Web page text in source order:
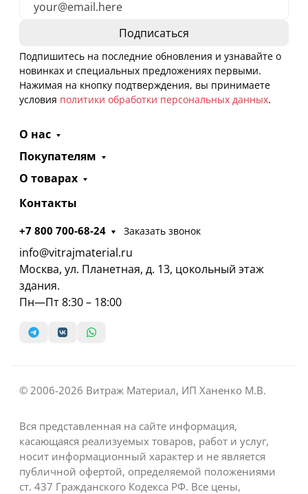
Подпишитесь на последние обновления и узнавайте о
новинках и специальных предложениях первыми.
Нажимая на кнопку подтверждения, вы принимаете
условия политики обработки персональных данных.
О нас
Покупателям
О товарах
Контакты
+7 800 700-68-24 Заказать звонок
info@vitrajmaterial.ru
Москва, ул. Планетная, д. 13, цокольный этаж
здания.
Пн—Пт 8:30 – 18:00
© 2006-2026 Витраж Материал, ИП Ханенко М.В.
Вся представленная на сайте информация,
касающаяся реализуемых товаров, работ и услуг,
носит информационный характер и не является
публичной офертой, определяемой положениями
ст. 437 Гражданского Кодекса РФ. Все цены,